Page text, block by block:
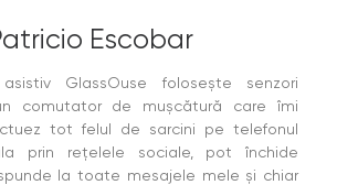
Escobar
GlassOuse folosește senzori
comutator de mușcătură care îmi
tot felul de sarcini pe telefonul
prin rețelele sociale, pot închide
la toate mesajele mele și chiar